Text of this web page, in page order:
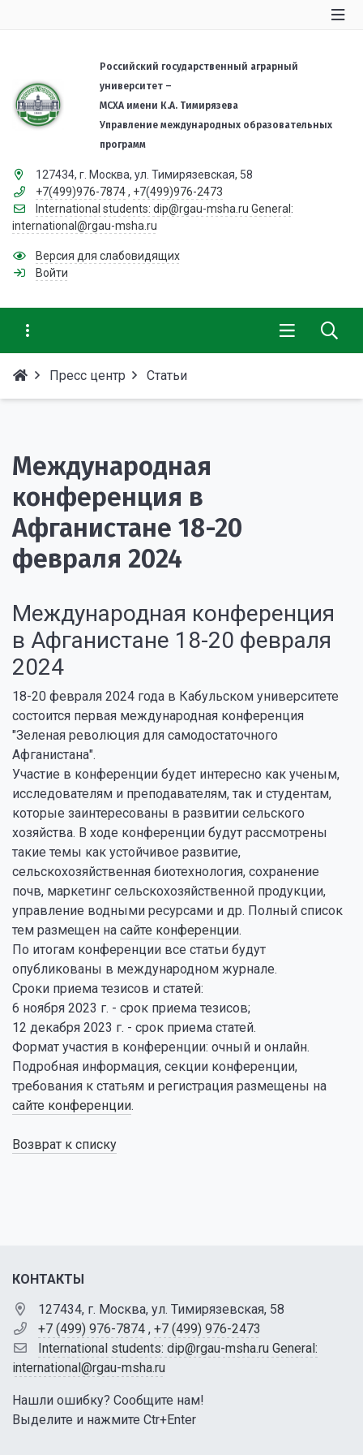
Российский государственный аграрный
университет –
МСХА имени К.А. Тимирязева
Управление международных образовательных
программ
127434, г. Москва, ул. Тимирязевская, 58
+7(499)976-7874 , +7(499)976-2473
International students: dip@rgau-msha.ru General:
international@rgau-msha.ru
Версия для слабовидящих
Войти
Пресс центр Статьи
Международная
конференция в
Афганистане 18-20
февраля 2024
Международная конференция
в Афганистане 18-20 февраля
2024
18-20 февраля 2024 года в Кабульском университете
состоится первая международная конференция
"Зеленая революция для самодостаточного
Афганистана".
Участие в конференции будет интересно как ученым,
исследователям и преподавателям, так и студентам,
которые заинтересованы в развитии сельского
хозяйства. В ходе конференции будут рассмотрены
такие темы как устойчивое развитие,
сельскохозяйственная биотехнология, сохранение
почв, маркетинг сельскохозяйственной продукции,
управление водными ресурсами и др. Полный список
тем размещен на сайте конференции.
По итогам конференции все статьи будут
опубликованы в международном журнале.
Сроки приема тезисов и статей:
6 ноября 2023 г. - срок приема тезисов;
12 декабря 2023 г. - срок приема статей.
Формат участия в конференции: очный и онлайн.
Подробная информация, секции конференции,
требования к статьям и регистрация размещены на
сайте конференции.
Возврат к списку
КОНТАКТЫ
127434, г. Москва, ул. Тимирязевская, 58
+7 (499) 976-7874 , +7 (499) 976-2473
International students: dip@rgau-msha.ru General:
international@rgau-msha.ru
Нашли ошибку? Сообщите нам!
Выделите и нажмите Ctr+Enter